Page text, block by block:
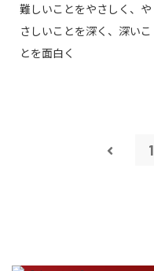
難しいことをやさしく、や
さしいことを深く、深いこ
とを面白く
1